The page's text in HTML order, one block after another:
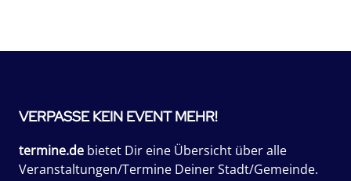
VERPASSE KEIN EVENT MEHR!
termine.de bietet Dir eine Übersicht über alle
Veranstaltungen/Termine Deiner Stadt/Gemeinde.